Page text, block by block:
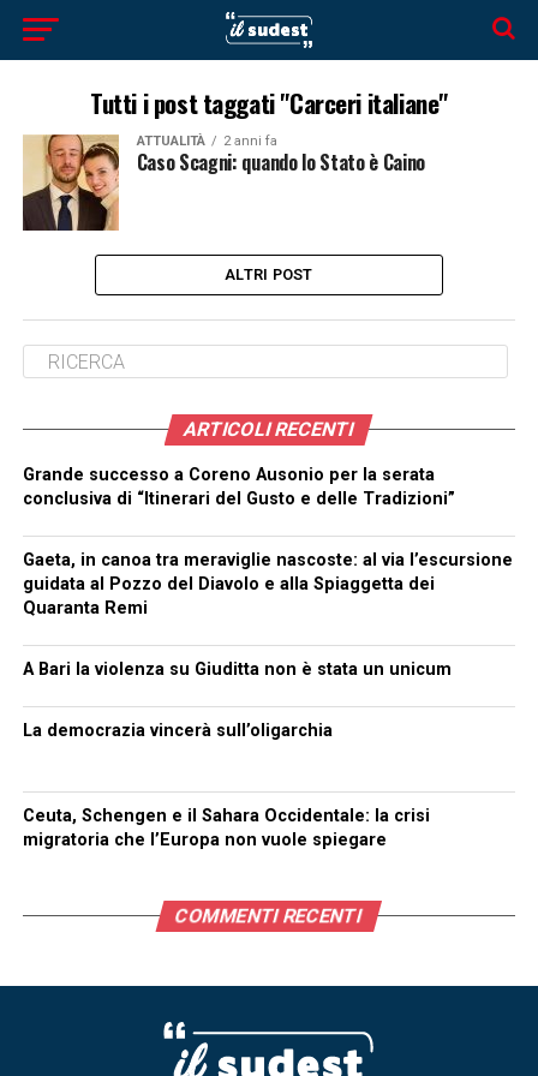
Tutti i post taggati "Carceri italiane"
ATTUALITÀ 2 anni fa
Caso Scagni: quando lo Stato è Caino
ALTRI POST
ARTICOLI RECENTI
Grande successo a Coreno Ausonio per la serata
conclusiva di “Itinerari del Gusto e delle Tradizioni”
Gaeta, in canoa tra meraviglie nascoste: al via l’escursione
guidata al Pozzo del Diavolo e alla Spiaggetta dei
Quaranta Remi
A Bari la violenza su Giuditta non è stata un unicum
La democrazia vincerà sull’oligarchia
Ceuta, Schengen e il Sahara Occidentale: la crisi
migratoria che l’Europa non vuole spiegare
COMMENTI RECENTI